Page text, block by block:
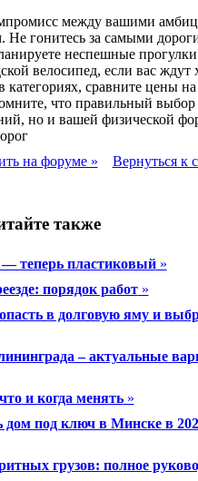
между вашими
гонитесь за самыми
неспешные
велосипед, если вас ждут
сравните цены
что правильный
но и вашей физической
на форуме »
Вернуться к
также
теперь пластиковый»
порядок работ»
в долговую яму и
– актуальные
и когда менять»
дом под ключ в Минске в
грузов: полное